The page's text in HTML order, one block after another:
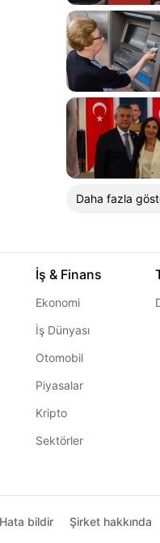
Daha fazla
İş & Finans
Ekonomi
İş Dünyası
Otomobil
Piyasalar
Kripto
Sektörler
Hata bildir Şirket hakkında